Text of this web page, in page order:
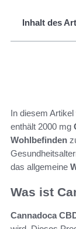
Inhalt des
In diesem Artikel
enthält 2000 mg
Wohlbefinden
das allgemeine
Was ist
Cannadoca